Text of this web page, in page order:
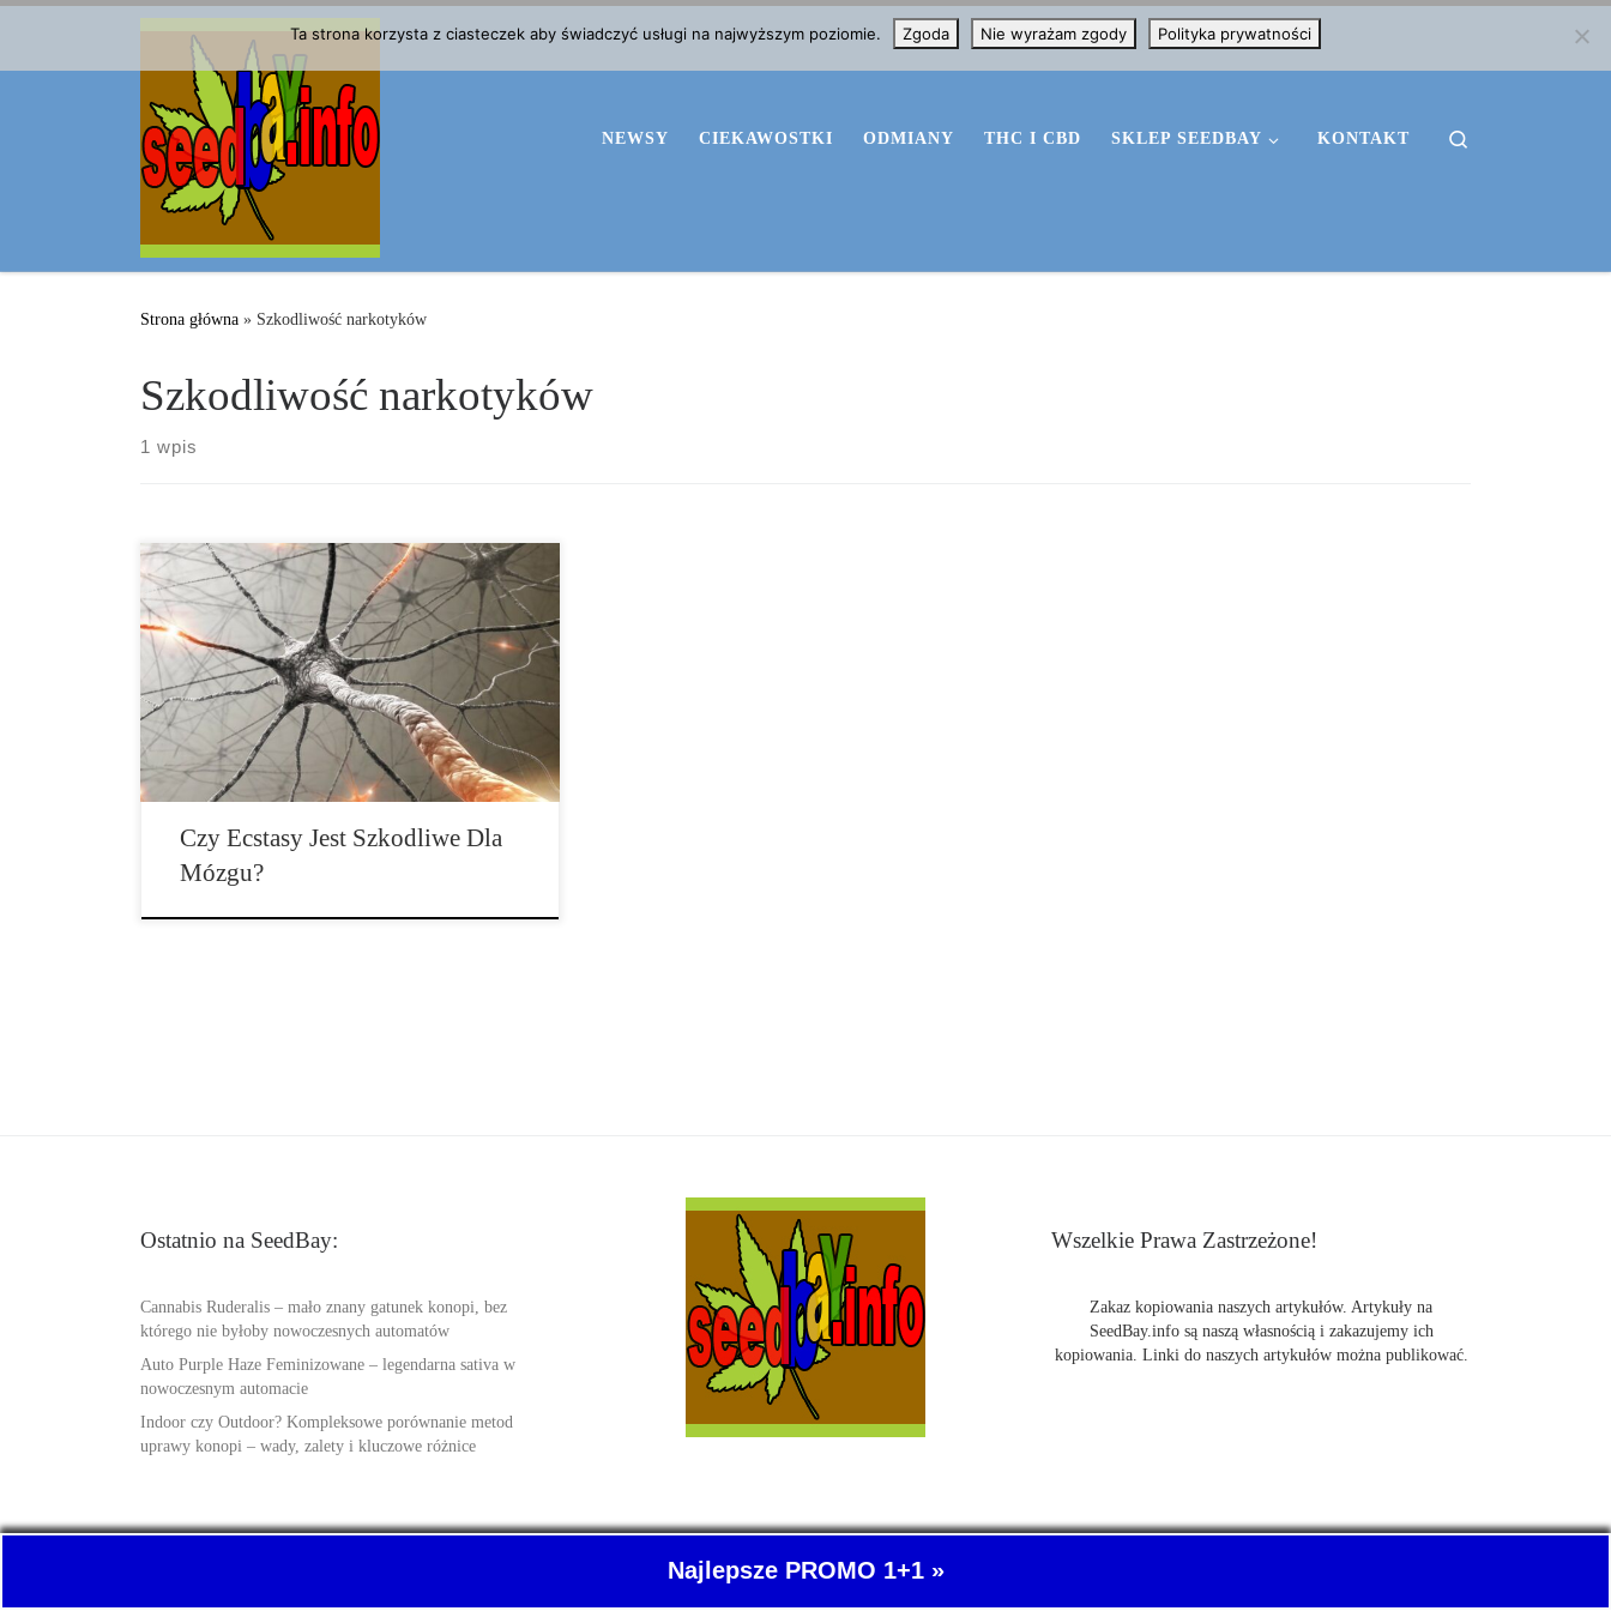
NEWSY CIEKAWOSTKI ODMIANY THC I CBD SKLEP SEEDBAY KONTAKT
Strona główna » Szkodliwość narkotyków
Szkodliwość narkotyków
1 wpis
Ecstasy to narkotyk imprezowy. Kolorowe pigułki
działają euforycznie i tworzą poczucie bliskości z
innymi ludźmi. Ale co tak naprawdę dzieje […]
Czy Ecstasy Jest Szkodliwe Dla
Mózgu?
Ostatnio na SeedBay:
Cannabis Ruderalis – mało znany gatunek konopi, bez
którego nie byłoby nowoczesnych automatów
Auto Purple Haze Feminizowane – legendarna sativa w
nowoczesnym automacie
Indoor czy Outdoor? Kompleksowe porównanie metod
uprawy konopi – wady, zalety i kluczowe różnice
Wszelkie Prawa Zastrzeżone!
Zakaz kopiowania naszych artykułów. Artykuły na
SeedBay.info są naszą własnością i zakazujemy ich
kopiowania. Linki do naszych artykułów można publikować.
- O nasionach konopi indyjskich wiemy wszystko. SeedBay, czyli kupuj z nami Pewnie swoje nasiona marihuany, konopi.
Ta strona korzysta z ciasteczek aby świadczyć usługi na najwyższym poziomie. Zgoda Nie wyrażam zgody Polityka prywatności
Najlepsze PROMO 1+1 »